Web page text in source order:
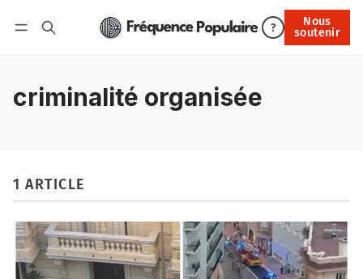
?
Nous
soutenir
Nous soutenir
criminalité organisée
1 ARTICLE